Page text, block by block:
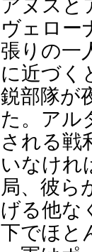
アヌスと
ヴェロー
張りの一
に近づく
鋭部隊が
た。アル
される戦
いなけれ
局、彼ら
げる他な
下でほと